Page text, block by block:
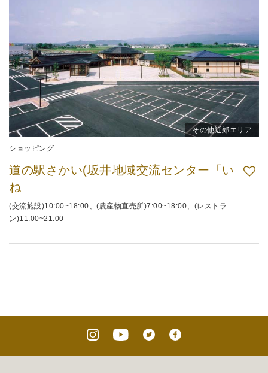
その他近郊エリア
ショッピング
道の駅さかい(坂井地域交流センター「い
ね
(交流施設)10:00~18:00、(農産物直売所)7:00~18:00、(レストラ
ン)11:00~21:00